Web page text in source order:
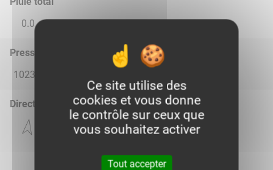
0.0
0.0 0.09 0.0 0.0
Pression atmosphérique (hPa)
1023.0
Direction du vent
Ce site utilise des
cookies et vous donne
le contrôle sur ceux que
vous souhaitez activer
Tout accepter